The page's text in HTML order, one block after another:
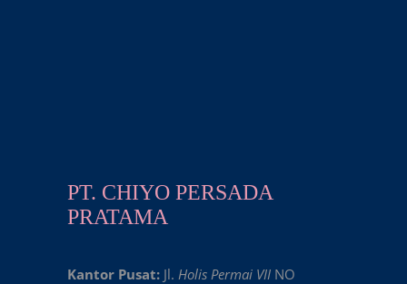
PT. CHIYO PERSADA
PRATAMA
Kantor Pusat: Jl. Holis Permai VII NO